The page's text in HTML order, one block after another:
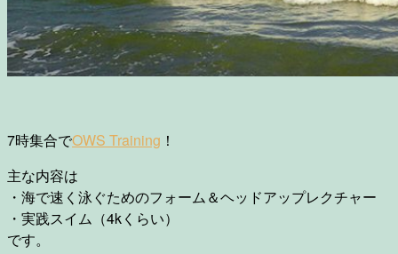
7時集合でOWS Training ！
主な内容は
・海で速く泳ぐためのフォーム＆ヘッドアップレクチャー
・実践スイム（4kくらい）
です。